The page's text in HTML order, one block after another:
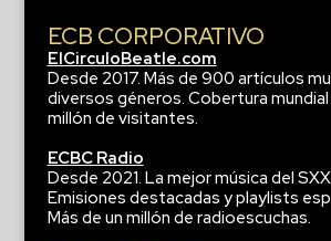
ECB CORPORATIVO
ElCirculoBeatle.com
Desde 2017. Más de 900 artículos
diversos géneros. Cobertura mundial
millón de visitantes.
ECBC Radio
Desde 2021. La mejor música del
Emisiones destacadas y playlists
Más de un millón de radioescuchas.